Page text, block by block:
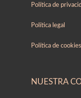
Política de
Política legal
Política de cookies
NUESTRA